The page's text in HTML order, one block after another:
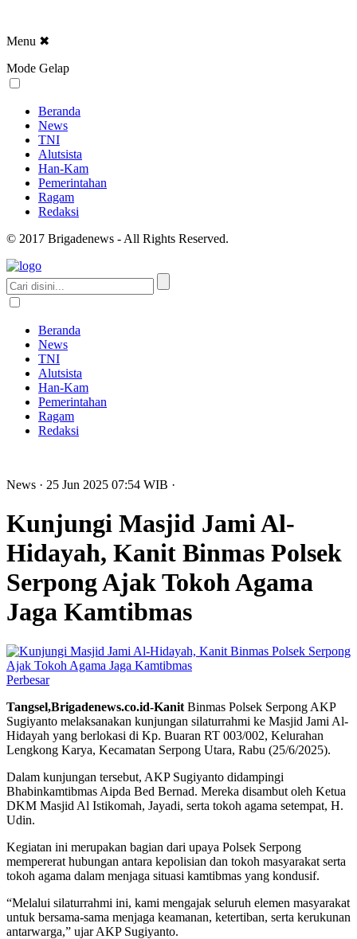
Menu ✖
Mode Gelap
Beranda
News
TNI
Alutsista
Han-Kam
Pemerintahan
Ragam
Redaksi
© 2017 Brigadenews - All Rights Reserved.
Beranda
News
TNI
Alutsista
Han-Kam
Pemerintahan
Ragam
Redaksi
News · 25 Jun 2025 07:54 WIB ·
Kunjungi Masjid Jami Al-
Hidayah, Kanit Binmas Polsek
Serpong Ajak Tokoh Agama
Jaga Kamtibmas
Perbesar
Tangsel,Brigadenews.co.id-Kanit Binmas Polsek Serpong AKP
Sugiyanto melaksanakan kunjungan silaturrahmi ke Masjid Jami Al-
Hidayah yang berlokasi di Kp. Buaran RT 003/002, Kelurahan
Lengkong Karya, Kecamatan Serpong Utara, Rabu (25/6/2025).
Dalam kunjungan tersebut, AKP Sugiyanto didampingi
Bhabinkamtibmas Aipda Bed Bernad. Mereka disambut oleh Ketua
DKM Masjid Al Istikomah, Jayadi, serta tokoh agama setempat, H.
Udin.
Kegiatan ini merupakan bagian dari upaya Polsek Serpong
mempererat hubungan antara kepolisian dan tokoh masyarakat serta
tokoh agama dalam menjaga situasi kamtibmas yang kondusif.
“Melalui silaturrahmi ini, kami mengajak seluruh elemen masyarakat
untuk bersama-sama menjaga keamanan, ketertiban, serta kerukunan
antarwarga,” ujar AKP Sugiyanto.